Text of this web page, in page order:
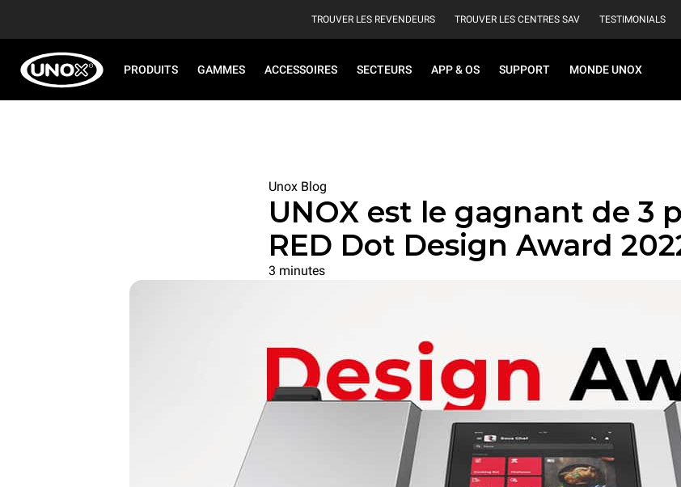
TROUVER LES REVENDEURS TROUVER LES CENTRES SAV TESTIMONIALS
PRODUITS GAMMES ACCESSOIRES SECTEURS APP & OS SUPPORT MONDE UNOX
Unox Blog
UNOX est le gagnant de 3
RED Dot Design Award
3 minutes